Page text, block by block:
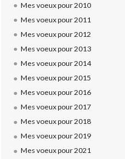
Mes voeux pour 2010
Mes voeux pour 2011
Mes voeux pour 2012
Mes voeux pour 2013
Mes voeux pour 2014
Mes voeux pour 2015
Mes voeux pour 2016
Mes voeux pour 2017
Mes voeux pour 2018
Mes voeux pour 2019
Mes voeux pour 2021